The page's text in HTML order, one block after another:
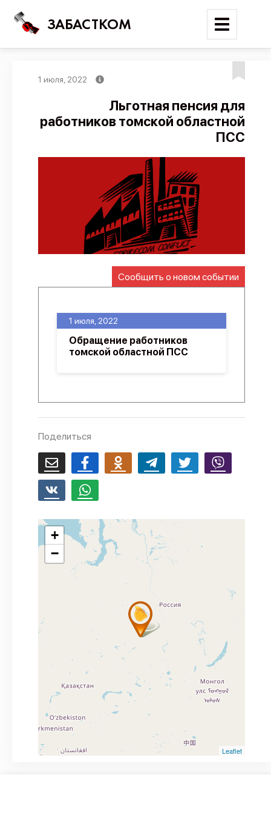
ЗАБАСТКОМ
Поиск
Карта событий
Трудовые конфликты
Отчеты
Предложить публикацию
Справочник
API
О проекте
1 июля, 2022
Льготная пенсия для
работников томской областной
ПСС
Сообщить о новом событии
1 июля, 2022
Обращение работников
томской областной ПСС
Поделиться
+
−
Leaflet